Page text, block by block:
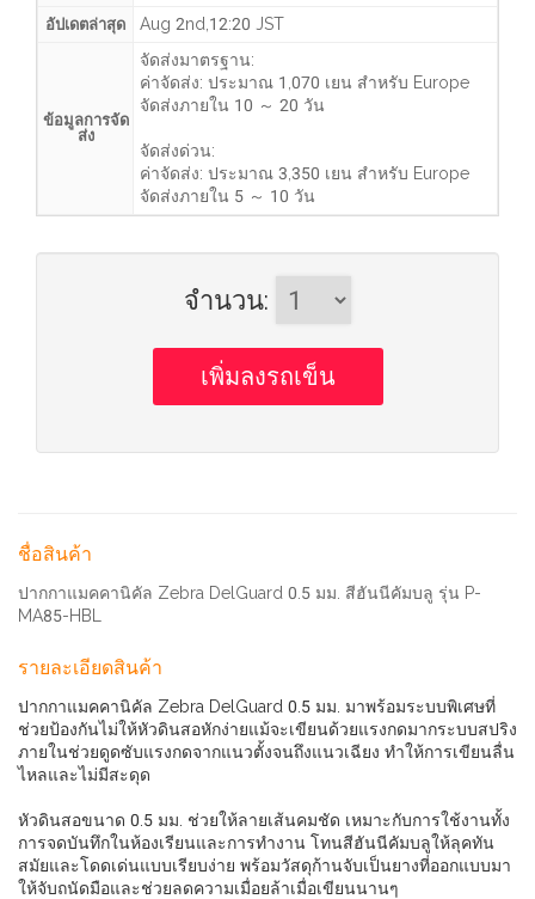
อัปเดตล่าสุด Aug 2nd,12:20 JST
ข้อมูลการจัด
ส่ง
จัดส่งมาตรฐาน:
ค่าจัดส่ง: ประมาณ 1,070 เยน สำหรับ Europe
จัดส่งภายใน 10 ～ 20 วัน
จัดส่งด่วน:
ค่าจัดส่ง: ประมาณ 3,350 เยน สำหรับ Europe
จัดส่งภายใน 5 ～ 10 วัน
จำนวน:
ชื่อสินค้า
ปากกาแมคคานิคัล Zebra DelGuard 0.5 มม. สีฮันนีคัมบลู รุ่น P-
MA85-HBL
รายละเอียดสินค้า
ปากกาแมคคานิคัล Zebra DelGuard 0.5 มม. มาพร้อมระบบพิเศษที่
ช่วยป้องกันไม่ให้หัวดินสอหักง่ายแม้จะเขียนด้วยแรงกดมากระบบสปริง
ภายในช่วยดูดซับแรงกดจากแนวตั้งจนถึงแนวเฉียง ทำให้การเขียนลื่น
ไหลและไม่มีสะดุด
หัวดินสอขนาด 0.5 มม. ช่วยให้ลายเส้นคมชัด เหมาะกับการใช้งานทั้ง
การจดบันทึกในห้องเรียนและการทำงาน โทนสีฮันนีคัมบลูให้ลุคทัน
สมัยและโดดเด่นแบบเรียบง่าย พร้อมวัสดุก้านจับเป็นยางที่ออกแบบมา
ให้จับถนัดมือและช่วยลดความเมื่อยล้าเมื่อเขียนนานๆ